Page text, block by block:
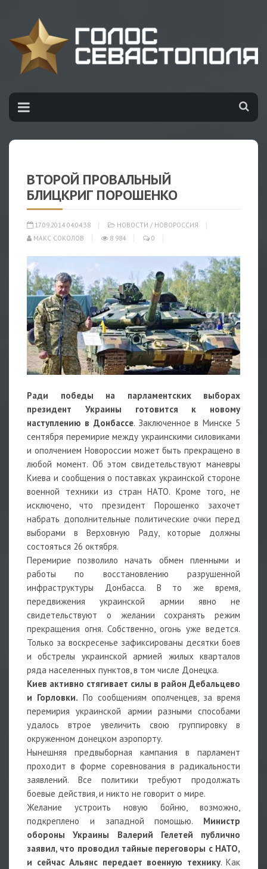
ВТОРОЙ ПРОВАЛЬНЫЙ
БЛИЦКРИГ ПОРОШЕНКО
17.09.2014 04:04:38 НОВОСТИ / НОВОРОССИЯ
МАКС СОКОЛОВ
8 984 0
Ради победы на парламентских выборах
президент Украины готовится к новому
наступлению в Донбассе. Заключенное в Минске 5
сентября перемирие между украинскими силовиками
и ополчением Новороссии может быть прекращено в
любой момент. Об этом свидетельствуют маневры
Киева и сообщения о поставках украинской стороне
военной техники из стран НАТО. Кроме того, не
исключено, что президент Порошенко захочет
набрать дополнительные политические очки перед
выборами в Верховную Раду, которые должны
состояться 26 октября.
Перемирие позволило начать обмен пленными и
работы по восстановлению разрушенной
инфраструктуры Донбасса. В то же время,
передвижения украинской армии явно не
свидетельствуют о желании сохранять режим
прекращения огня. Собственно, огонь уже ведется.
Только за воскресенье зафиксированы десятки боев
и обстрелы украинской армией жилых кварталов
ряда населенных пунктов, в том числе Донецка.
Киев активно стягивает силы в район Дебальцево
и Горловки. По сообщениям ополченцев, за время
перемирия украинской армии разными способами
удалось втрое увеличить свою группировку в
окруженном донецком аэропорту.
Нынешняя предвыборная кампания в парламент
проходит в форме соревнования в радикальности
заявлений. Все политики требуют продолжать
боевые действия, и никто не говорит о мире.
Желание устроить новую бойню, возможно,
подкреплено и западной помощью. Министр
обороны Украины Валерий Гелетей публично
заявил, что проводил тайные переговоры с НАТО,
и сейчас Альянс передает военную технику. Как